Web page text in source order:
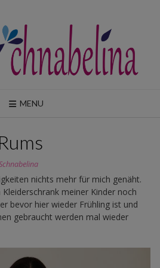
MENU
nichts mehr für mich genäht.
meiner Kinder noch
bevor hier wieder Frühling ist und
gebraucht werden mal wieder